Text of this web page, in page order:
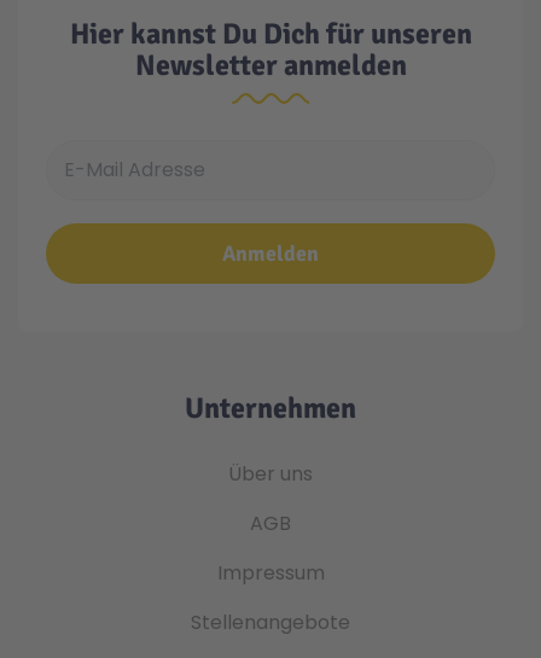
Hier kannst Du Dich für unseren
Newsletter anmelden
Anmelden
Unternehmen
Über uns
AGB
Impressum
Stellenangebote